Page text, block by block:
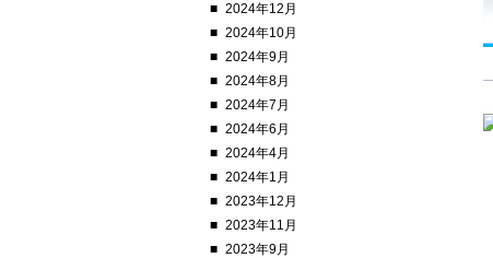
2024年12月
2024年10月
2024年9月
2024年8月
2024年7月
2024年6月
2024年4月
2024年1月
2023年12月
2023年11月
2023年9月